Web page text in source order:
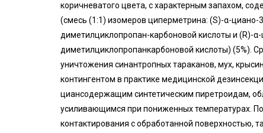
коричневатого цвета, с характерным запахом,
(смесь (1:1) изомеров циперметрина: (S)-α-
диметилциклопропан-карбоновой кислоты и (R)-
диметилциклопропанкарбоновой кислоты) (5%).
уничтожения синантропных тараканов, мух,
контингентом в практике медицинской
циансодержащим синтетическим пиретроидам,
усиливающимся при пониженных температурах.
контактирования с обработанной поверхностью,